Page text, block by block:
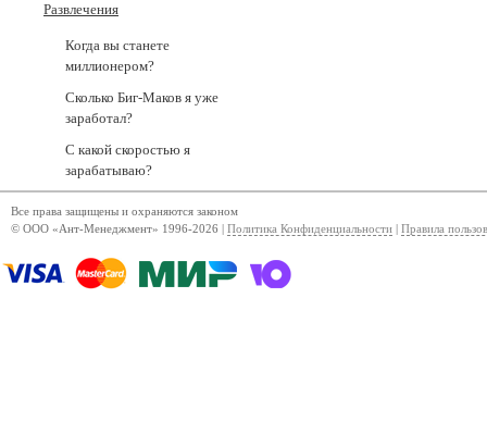
Развлечения
Когда вы станете
миллионером?
Сколько Биг-Маков я уже
заработал?
С какой скоростью я
зарабатываю?
Все права защищены и охраняются законом
© ООО «Ант-Менеджмент» 1996-2026 | Политика Конфиденциальности Правила